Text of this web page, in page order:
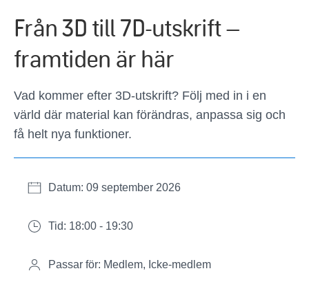
Från 3D till 7D-utskrift –
framtiden är här
Vad kommer efter 3D-utskrift? Följ med in i en
värld där material kan förändras, anpassa sig och
få helt nya funktioner.
Datum: 09 september 2026
Tid: 18:00 - 19:30
Passar för: Medlem, Icke-medlem